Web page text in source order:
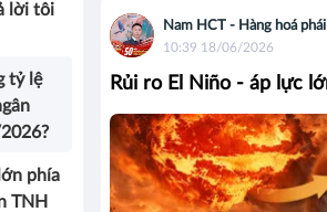
Nam HCT - Hàng hoá
10:39 18/06/2026
Rủi ro El Niño - áp lực
lời tôi
tỷ lệ
phía
TNH